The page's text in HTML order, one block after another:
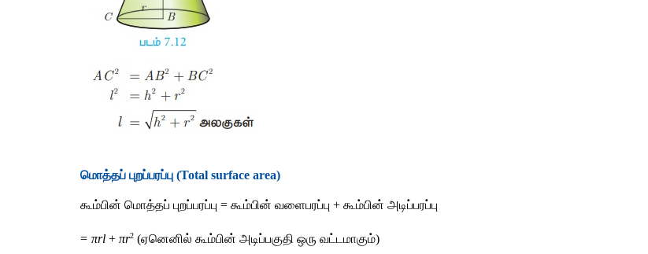
மொத்தப் புறப்பரப்பு (Total surface area)
கூம்பின் மொத்தப் புறப்பரப்பு = கூம்பின் வளைபரப்பு + கூம்பின் அடிப்பரப்பு
= πrl + πr2 (ஏனெனில் கூம்பின் அடிப்பகுதி ஒரு வட்டமாகும்)